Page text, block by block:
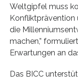
Weltgipfel muss
Konfliktprävention
die
machen,”
Erwartungen an
Das BICC